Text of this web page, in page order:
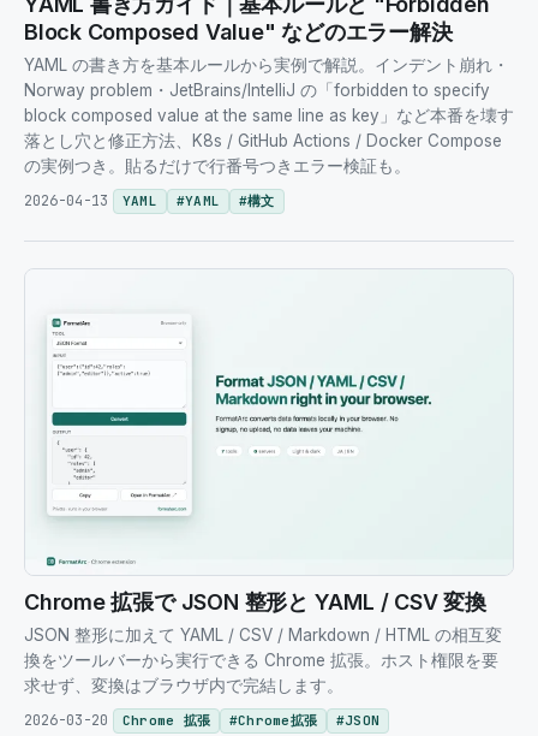
Block Composed Value" などのエラー解決
YAML の書き方を基本ルールから実例で解説。インデント崩れ・
Norway problem・JetBrains/IntelliJ の「forbidden to specify
block composed value at the same line as key」など本番を壊す
落とし穴と修正方法、K8s / GitHub Actions / Docker Compose
の実例つき。貼るだけで行番号つきエラー検証も。
2026-04-13
YAML #YAML #構文
Chrome 拡張で JSON 整形と YAML / CSV 変換
JSON 整形に加えて YAML / CSV / Markdown / HTML の相互変
換をツールバーから実行できる Chrome 拡張。ホスト権限を要
求せず、変換はブラウザ内で完結します。
2026-03-20
Chrome 拡張 #Chrome拡張 #JSON